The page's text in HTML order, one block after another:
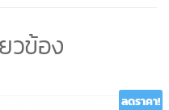
วข้อง
ลดราคา!